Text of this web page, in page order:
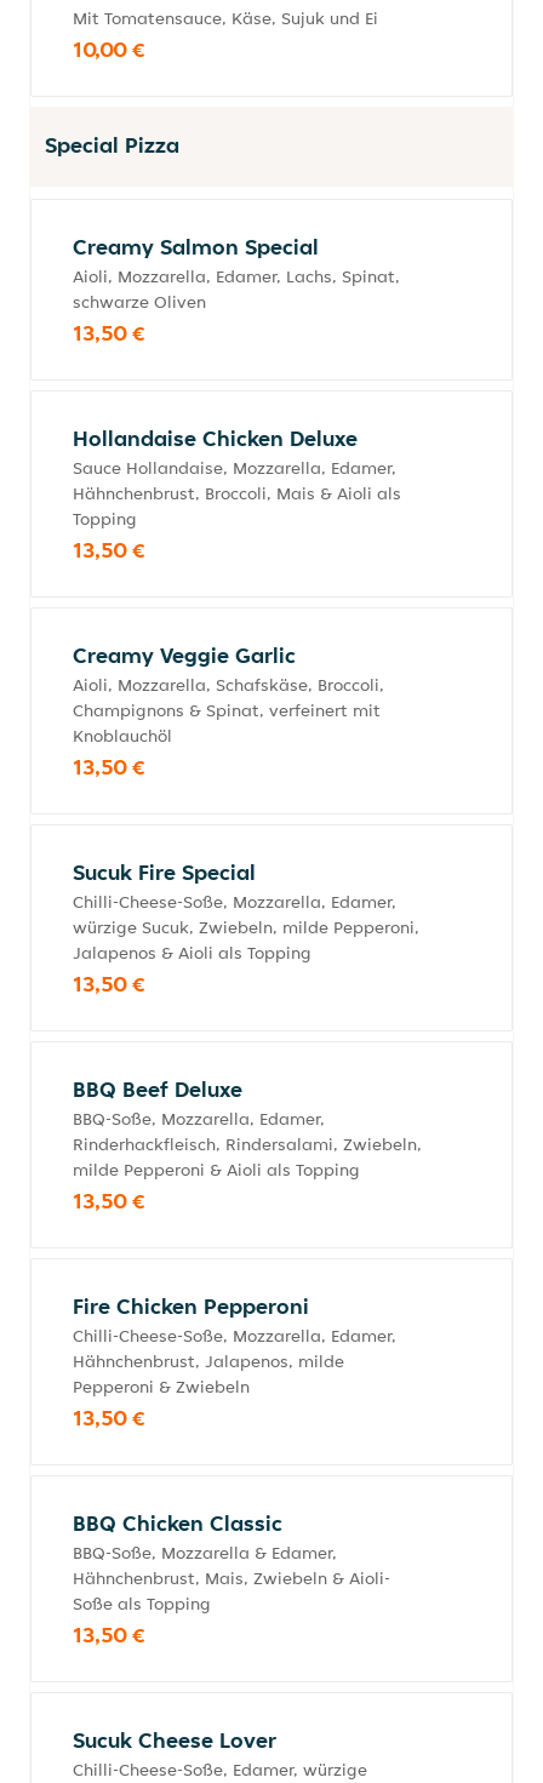
Mit Tomatensauce, Käse, Sujuk und Ei
10,00 €
Special Pizza
Creamy Salmon Special
Aioli, Mozzarella, Edamer, Lachs, Spinat,
schwarze Oliven
13,50 €
Hollandaise Chicken Deluxe
Sauce Hollandaise, Mozzarella, Edamer,
Hähnchenbrust, Broccoli, Mais & Aioli als
Topping
13,50 €
Creamy Veggie Garlic
Aioli, Mozzarella, Schafskäse, Broccoli,
Champignons & Spinat, verfeinert mit
Knoblauchöl
13,50 €
Sucuk Fire Special
Chilli-Cheese-Soße, Mozzarella, Edamer,
würzige Sucuk, Zwiebeln, milde Pepperoni,
Jalapenos & Aioli als Topping
13,50 €
BBQ Beef Deluxe
BBQ-Soße, Mozzarella, Edamer,
Rinderhackfleisch, Rindersalami, Zwiebeln,
milde Pepperoni & Aioli als Topping
13,50 €
Fire Chicken Pepperoni
Chilli-Cheese-Soße, Mozzarella, Edamer,
Hähnchenbrust, Jalapenos, milde
Pepperoni & Zwiebeln
13,50 €
BBQ Chicken Classic
BBQ-Soße, Mozzarella & Edamer,
Hähnchenbrust, Mais, Zwiebeln & Aioli-
Soße als Topping
13,50 €
Sucuk Cheese Lover
Chilli-Cheese-Soße, Edamer, würzige